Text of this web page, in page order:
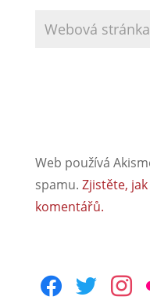
Web používá
spamu. Zjistěte,
komentářů.
facebooktwitter